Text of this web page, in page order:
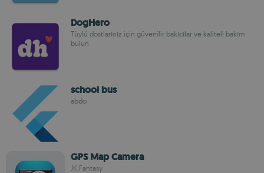
DogHero
Tüylü dostlarınız için güvenilir bakıcılar ve kaliteli bakım
bulun
school bus
abdo
GPS Map Camera
JK.Fantasy